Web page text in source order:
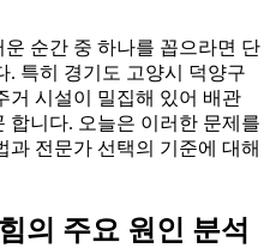
순간 중 하나를 꼽으라면 단
. 특히 경기도 고양시 덕양구
거 시설이 밀집해 있어 배관
합니다. 오늘은 이러한 문제를
과 전문가 선택의 기준에 대해
의 주요 원인 분석